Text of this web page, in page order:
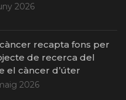
2026
recapta fons per
de recerca del
el càncer d’úter
2026